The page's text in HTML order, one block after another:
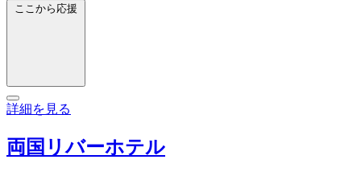
ここから応援
詳細を見る
両国リバーホテル